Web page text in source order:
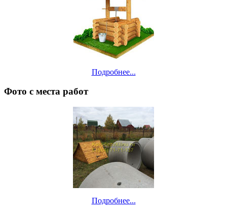
Подробнее...
Фото с места работ
Подробнее...